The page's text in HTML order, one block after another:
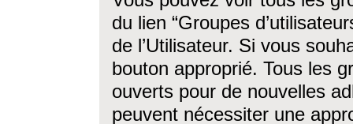
du lien “Groupes
de l’Utilisateur. Si vous
bouton approprié. Tous les
ouverts pour de nouvelles
peuvent nécessiter une